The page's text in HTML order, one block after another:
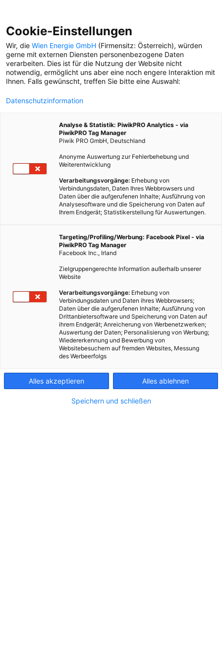
KLIMAWENDE
Isabella Uhl-Hädicke
erklärt, warum beim
Energiesparen der
Menschen eine Rolle spielt.
ENERGIEWENDE
In diesen vier Bereichen
liegt in Wien das größte
Potenzial zur Erreichung
freundlich? Der
Wagner meint, dass die
Stadt diesbezüglich besser
ist.
SOLAROFFENSIVE
Sonnenstrom zum Teilen?
Drei Möglichkeiten, wie die
gemeinschaftlich genutzt
werden kann.
Cookie-Einstellungen
Wir, die Wien Energie GmbH (Firmensitz: Österreich), würden
gerne mit externen Diensten personenbezogene Daten
verarbeiten. Dies ist für die Nutzung der Website nicht
notwendig, ermöglicht uns aber eine noch engere Interaktion mit
Ihnen. Falls gewünscht, treffen Sie bitte eine Auswahl:
Datenschutzinformation
Analyse & Statistik: PiwikPRO Analytics - via
PiwikPRO Tag Manager
Piwik PRO GmbH, Deutschland
Anonyme Auswertung zur Fehlerbehebung und
Weiterentwicklung
Verarbeitungsvorgänge: Erhebung von
Verbindungsdaten, Daten Ihres Webbrowsers und
Daten über die aufgerufenen Inhalte; Ausführung von
Analysesoftware und die Speicherung von Daten auf
Ihrem Endgerät; Statistikerstellung für Auswertungen.
Targeting/Profiling/Werbung: Facebook Pixel - via
PiwikPRO Tag Manager
Facebook Inc., Irland
Zielgruppengerechte Information außerhalb unserer
Website
Verarbeitungsvorgänge: Erhebung von
Verbindungsdaten und Daten ihres Webbrowsers;
Daten über die aufgerufenen Inhalte; Ausführung von
Drittanbietersoftware und Speicherung von Daten auf
ihrem Endgerät; Anreicherung von Werbenetzwerken;
Auswertung der Daten; Personalisierung von Werbung;
Wiedererkennung und Bewerbung von
Websitebesuchern auf fremden Websites, Messung
des Werbeerfolgs
Alles akzeptieren Alles ablehnen
Speichern und schließen